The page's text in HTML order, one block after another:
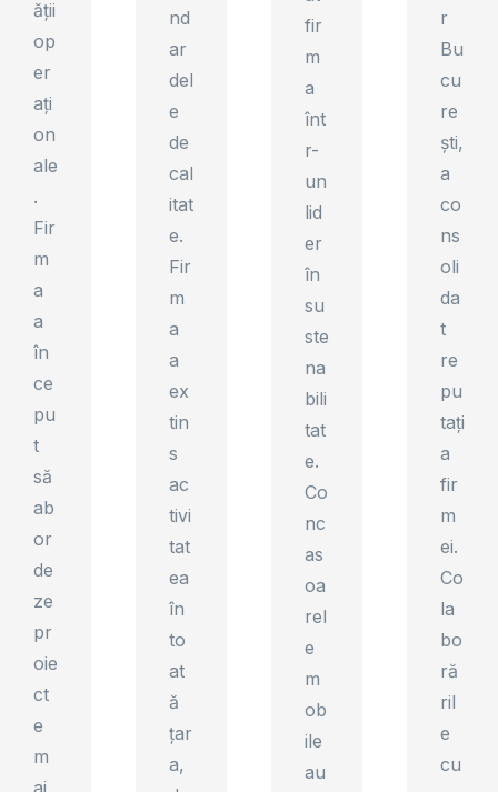
ății
op
er
ați
on
ale
.
Fir
m
a
a
în
ce
pu
t
să
ab
or
de
ze
pr
oie
ct
e
m
ai
nd
ar
del
e
de
cal
itat
e.
Fir
m
a
a
ex
tin
s
ac
tivi
tat
ea
în
to
at
ă
țar
a,
fir
m
a
înt
r-
un
lid
er
în
su
ste
na
bili
tat
e.
Co
nc
as
oa
rel
e
m
ob
ile
au
r
Bu
cu
re
ști,
a
co
ns
oli
da
t
re
pu
tați
a
fir
m
ei.
Co
la
bo
ră
ril
e
cu